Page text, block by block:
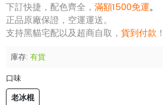
下訂快捷，配色齊全， 滿額1500免運。
正品原廠保證，空運運送。
支持黑貓宅配以及超商自取， 貨到付款 ！
庫存: 有貨
口味
老冰棍